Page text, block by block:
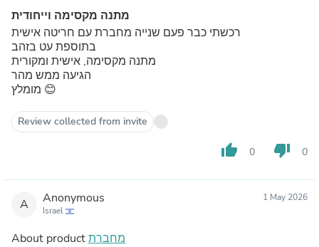
מתנה מקסימה וייחודית
מומלץ 😊
Review collected from invite
thumb_up 0 thumb_down 0
A Anonymous
Israel
1 May 2026
About productמחברת